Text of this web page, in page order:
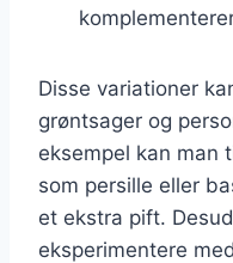
Disse variationer
grøntsager og
eksempel kan man
som persille eller
et ekstra pift.
eksperimentere